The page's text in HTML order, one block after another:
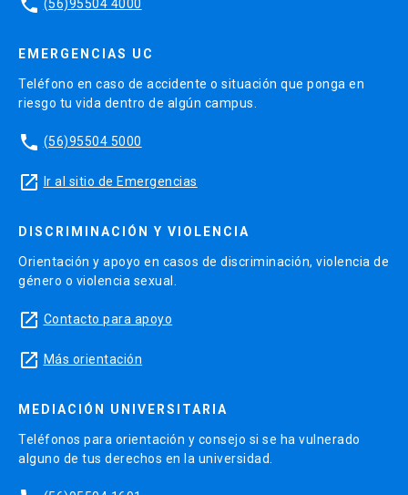
phone (56)95504 4000
EMERGENCIAS UC
Teléfono en caso de accidente o situación que ponga en
riesgo tu vida dentro de algún campus.
phone (56)95504 5000
launch Ir al sitio de Emergencias
DISCRIMINACIÓN Y VIOLENCIA
Orientación y apoyo en casos de discriminación, violencia de
género o violencia sexual.
launch Contacto para apoyo
launch Más orientación
MEDIACIÓN UNIVERSITARIA
Teléfonos para orientación y consejo si se ha vulnerado
alguno de tus derechos en la universidad.